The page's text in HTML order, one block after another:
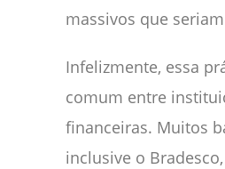
massivos que
Infelizmente, essa
comum entre
financeiras. Muitos
inclusive o